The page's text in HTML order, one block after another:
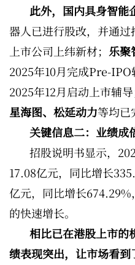
此外，国内具身智能
器人已进行股改，并通
上市公司上纬新材； 乐聚
2025年10月完成Pre-IPO
2025年12月启动上市辅导
星海图、松延动力等均已
关键信息二：业绩成
招股说明书显示，
17.08亿元，同比增长
亿元，同比增长
的快速增长。
相比已在港股上市的
绩表现突出，让市场看